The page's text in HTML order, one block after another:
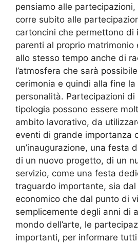
pensiamo alle
corre subito alle
cartoncini che permettono di
parenti al proprio matrimonio
allo stesso tempo anche di
l’atmosfera che sarà
cerimonia e quindi alla fine
personalità. Partecipazioni di
tipologia possono essere
ambito lavorativo, da
eventi di grande importanza
un’inaugurazione, una festa
di un nuovo progetto, di un
servizio, come una festa
traguardo importante, sia
economico che dal punto di
semplicemente degli anni di
mondo dell’arte, le
importanti, per informare